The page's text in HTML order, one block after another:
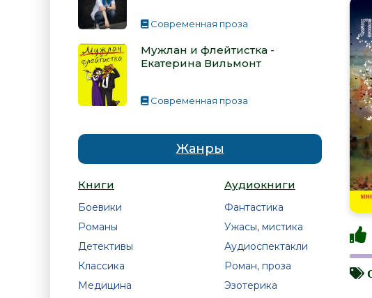
Современная проза
Мужлан и флейтистка -
Екатерина Вильмонт
Современная проза
Жанры
Книги
Боевики
Романы
Детективы
Классика
Медицина
Аудиокниги
Фантастика
Ужасы, мистика
Аудиоспектакли
Роман, проза
Эзотерика